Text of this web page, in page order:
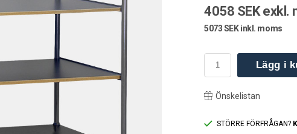
4058 SEK exkl.
5073 SEK inkl. moms
Lägg i
Önskelistan
STÖRRE FÖRFRÅGAN?